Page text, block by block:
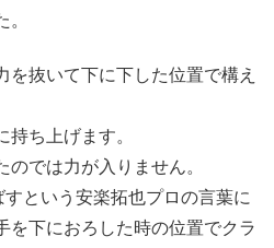
を抜いて下に下した位置で構え
ち上げます。
では力が入りません。
という安楽拓也プロの言葉に
を下におろした時の位置でクラ